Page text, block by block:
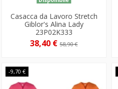
Casacca da Lavoro Stretch
Giblor's Alina Lady
23P02K333
38,40 €58,90 €
-9,70 €